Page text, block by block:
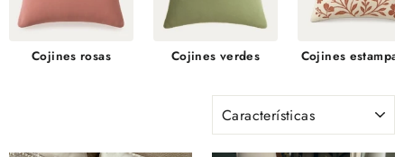
Cojines rosas Cojines verdes Cojines
ORDENAR